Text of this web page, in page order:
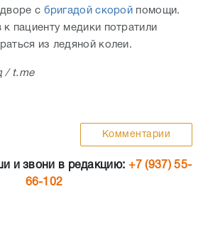
с бригадой скорой помощи.
пациенту медики потратили
из ледяной колеи.
/ t.me
Комментарии
и звони в редакцию: +7 (937) 55-
66-102